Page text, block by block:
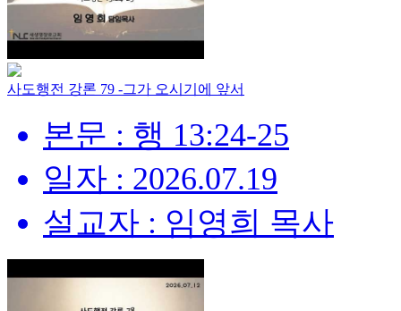
사도행전 강론 79 -그가 오시기에 앞서
본문 : 행 13:24-25
일자 : 2026.07.19
설교자 : 임영희 목사